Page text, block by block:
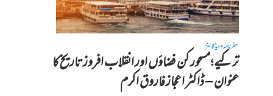
سفرنامہ•ہیڈلائنز
ترکیے؛مسحور کن فضاؤں اور انقلاب افروز تاریخ کا
عنوان – ڈاکٹر اعجاز فاروق اکرم